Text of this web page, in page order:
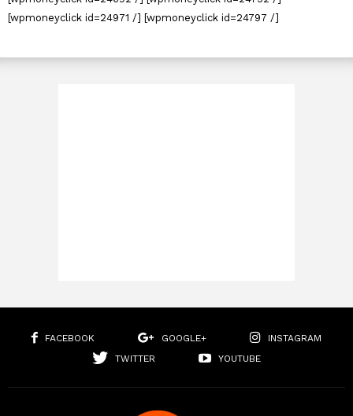
[wpmoneyclick id=24971 /] [wpmoneyclick id=24797 /]
FACEBOOK GOOGLE+
INSTAGRAM
TWITTER
YOUTUBE